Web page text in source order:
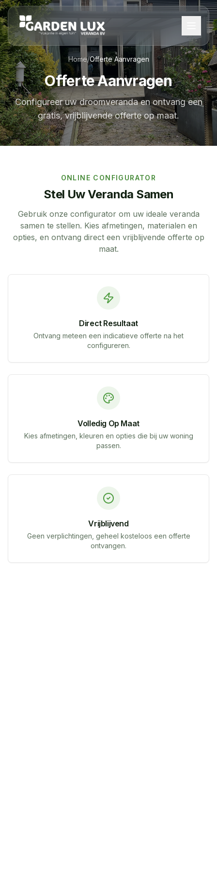
Home/Offerte Aanvragen
Offerte Aanvragen
Configureer uw droomveranda en ontvang een
gratis, vrijblijvende offerte op maat.
ONLINE CONFIGURATOR
Stel Uw Veranda Samen
Gebruik onze configurator om uw ideale veranda
samen te stellen. Kies afmetingen, materialen en
opties, en ontvang direct een vrijblijvende offerte op
maat.
Direct Resultaat
Ontvang meteen een indicatieve offerte na het
configureren.
Volledig Op Maat
Kies afmetingen, kleuren en opties die bij uw woning
passen.
Vrijblijvend
Geen verplichtingen, geheel kosteloos een offerte
ontvangen.